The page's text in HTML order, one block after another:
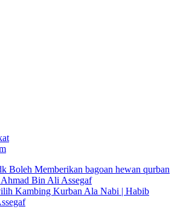
Boleh Memberikan bagoan hewan qurban
Bin Ali Assegaf
Kambing Kurban Ala Nabi | Habib